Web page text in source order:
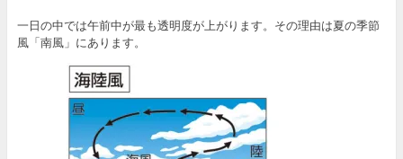
一日の中では午前中が最も透明度が上がります。その理由は夏の季節
風「南風」にあります。